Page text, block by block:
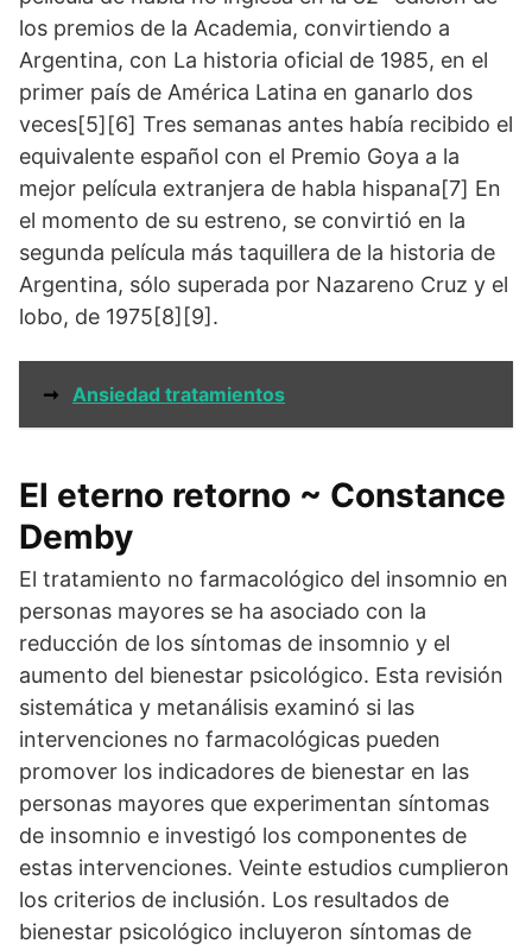
los premios de la Academia, convirtiendo a
Argentina, con La historia oficial de 1985, en el
primer país de América Latina en ganarlo dos
veces[5][6] Tres semanas antes había recibido el
equivalente español con el Premio Goya a la
mejor película extranjera de habla hispana[7] En
el momento de su estreno, se convirtió en la
segunda película más taquillera de la historia de
Argentina, sólo superada por Nazareno Cruz y el
lobo, de 1975[8][9].
➞ Ansiedad tratamientos
El eterno retorno ~ Constance
Demby
El tratamiento no farmacológico del insomnio en
personas mayores se ha asociado con la
reducción de los síntomas de insomnio y el
aumento del bienestar psicológico. Esta revisión
sistemática y metanálisis examinó si las
intervenciones no farmacológicas pueden
promover los indicadores de bienestar en las
personas mayores que experimentan síntomas
de insomnio e investigó los componentes de
estas intervenciones. Veinte estudios cumplieron
los criterios de inclusión. Los resultados de
bienestar psicológico incluyeron síntomas de